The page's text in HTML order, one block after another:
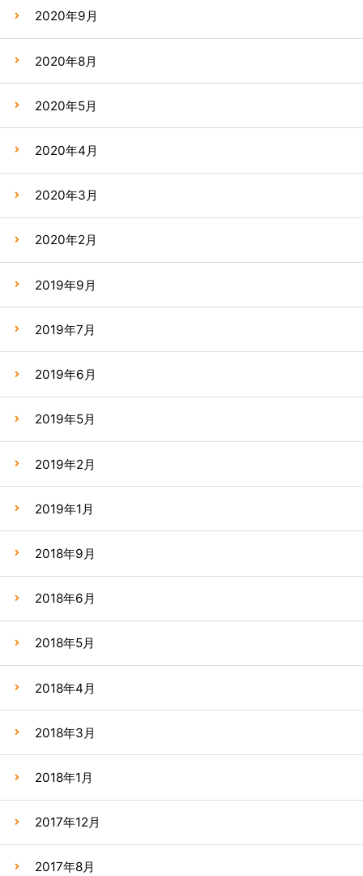
2020年9月
2020年8月
2020年5月
2020年4月
2020年3月
2020年2月
2019年9月
2019年7月
2019年6月
2019年5月
2019年2月
2019年1月
2018年9月
2018年6月
2018年5月
2018年4月
2018年3月
2018年1月
2017年12月
2017年8月